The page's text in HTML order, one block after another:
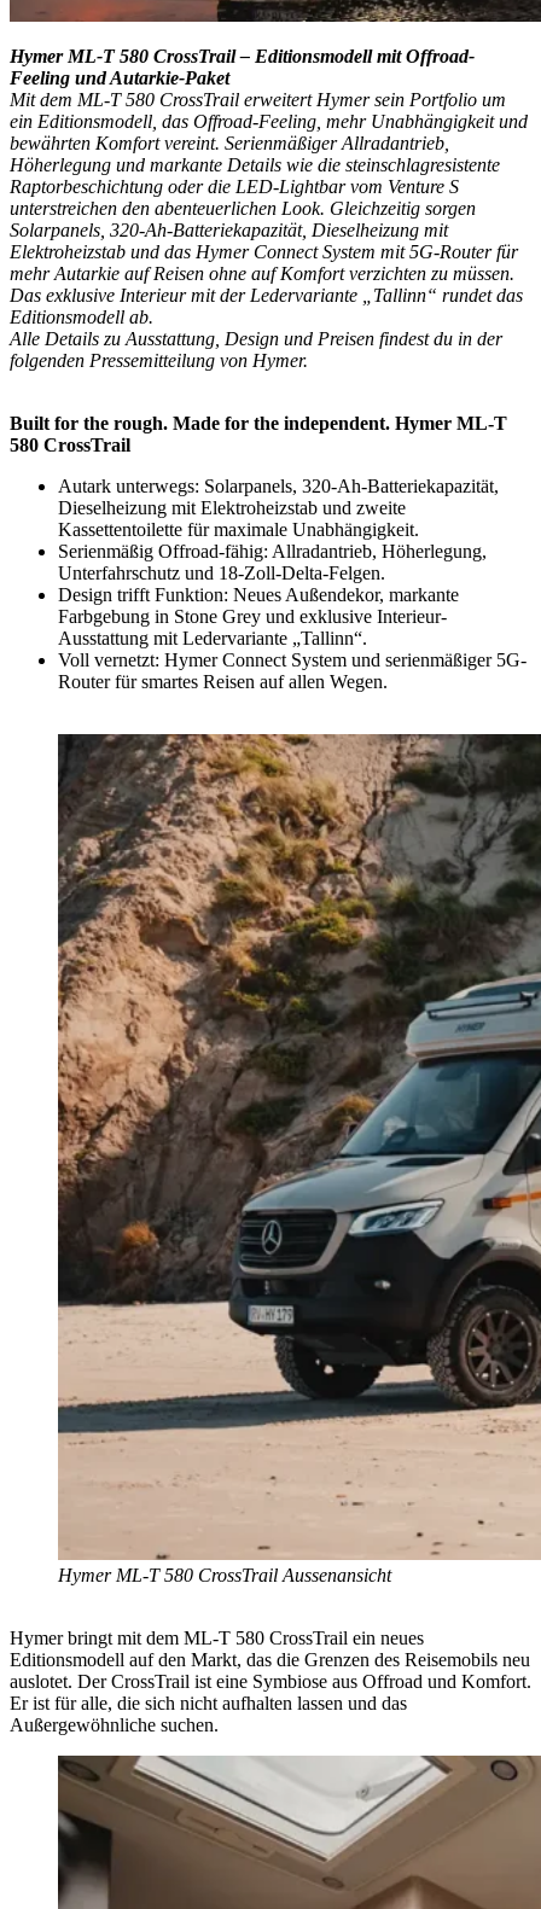
Hymer ML-T 580 CrossTrail – Editionsmodell mit Offroad-
Feeling und Autarkie-Paket
Mit dem ML-T 580 CrossTrail erweitert Hymer sein Portfolio um
ein Editionsmodell, das Offroad-Feeling, mehr Unabhängigkeit und
bewährten Komfort vereint. Serienmäßiger Allradantrieb,
Höherlegung und markante Details wie die steinschlagresistente
Raptorbeschichtung oder die LED-Lightbar vom Venture S
unterstreichen den abenteuerlichen Look. Gleichzeitig sorgen
Solarpanels, 320-Ah-Batteriekapazität, Dieselheizung mit
Elektroheizstab und das Hymer Connect System mit 5G-Router für
mehr Autarkie auf Reisen ohne auf Komfort verzichten zu müssen.
Das exklusive Interieur mit der Ledervariante „Tallinn“ rundet das
Editionsmodell ab.
Alle Details zu Ausstattung, Design und Preisen findest du in der
folgenden Pressemitteilung von Hymer.
Built for the rough. Made for the independent. Hymer ML-T
580 CrossTrail
Autark unterwegs: Solarpanels, 320-Ah-Batteriekapazität,
Dieselheizung mit Elektroheizstab und zweite
Kassettentoilette für maximale Unabhängigkeit.
Serienmäßig Offroad-fähig: Allradantrieb, Höherlegung,
Unterfahrschutz und 18-Zoll-Delta-Felgen.
Design trifft Funktion: Neues Außendekor, markante
Farbgebung in Stone Grey und exklusive Interieur-
Ausstattung mit Ledervariante „Tallinn“.
Voll vernetzt: Hymer Connect System und serienmäßiger 5G-
Router für smartes Reisen auf allen Wegen.
Hymer ML-T 580 CrossTrail Aussenansicht
Hymer bringt mit dem ML-T 580 CrossTrail ein neues
Editionsmodell auf den Markt, das die Grenzen des Reisemobils neu
auslotet. Der CrossTrail ist eine Symbiose aus Offroad und Komfort.
Er ist für alle, die sich nicht aufhalten lassen und das
Außergewöhnliche suchen.